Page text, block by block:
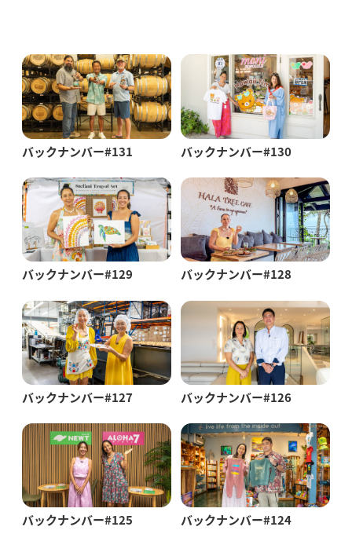
バックナンバー#131 バックナンバー#130
バックナンバー#129 バックナンバー#128
バックナンバー#127 バックナンバー#126
バックナンバー#125 バックナンバー#124